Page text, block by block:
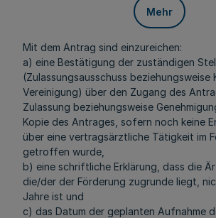
Mehr
Mit dem Antrag sind einzureichen:
a) eine Bestätigung der zuständigen
(Zulassungsausschuss beziehungsweise
Vereinigung) über den Zugang des
Zulassung beziehungsweise
Kopie des Antrages, sofern noch keine
über eine vertragsärztliche Tätigkeit im
getroffen wurde,
b) eine schriftliche Erklärung, dass die
die/der der Förderung zugrunde liegt,
Jahre ist und
c) das Datum der geplanten Aufnahme